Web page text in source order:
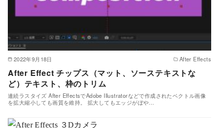
2022年9月18日 After Effects
After Effect チップス（マット、ソーステキストな
ど）テキスト、枠のトリム
連続ラスタイズ After EffectsでAdobe Illustratorなどで作成されたベクトル画像
を拡大縮小しても画質を維持。 拡大してもエッジがぼや…